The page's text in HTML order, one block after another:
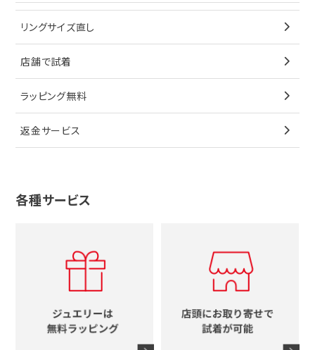
ブレスレット
ペンダントトップ
ブローチ
その他
ノーブランドジュエリーをすべて見る
イヤリング
ブレスレット
ペンダントトップ
ブローチ
その他
ティファニー
ブルガリ
グッチ
キーケース
サングラス
シューズ
香水
シャネル
コーチ
ブランドアイテムをすべて見る
オメガ
シャネル
タグホイヤー
カルティエ
セイコー
メンズ時計
時計をすべて見る
ブルガリ
カルティエ
ウノアエレ
4℃
グッチ
ルイヴィトン
エルメス
シャネル
星
リボン
花
十字架
イニシャル
リングサイズ直し
店舗で試着
ラッピング無料
返金サービス
各種サービス